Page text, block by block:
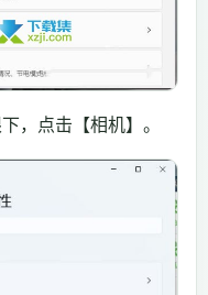
，点击【相机】。